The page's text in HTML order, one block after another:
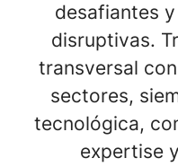
desafiantes
disruptivas.
transversal
sectores,
tecnológica,
expertise